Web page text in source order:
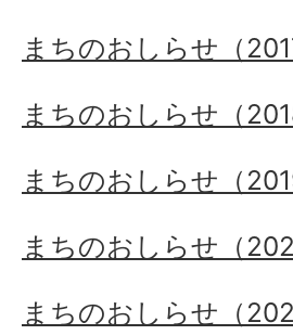
まちのおしらせ（
まちのおしらせ（
まちのおしらせ（
まちのおしらせ（
まちのおしらせ（